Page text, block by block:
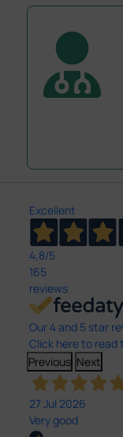
Excellent
4,8/5
165
reviews
Our 4 and 5 star
Click here to read
Previous Next
27 Jul 2026
Very good